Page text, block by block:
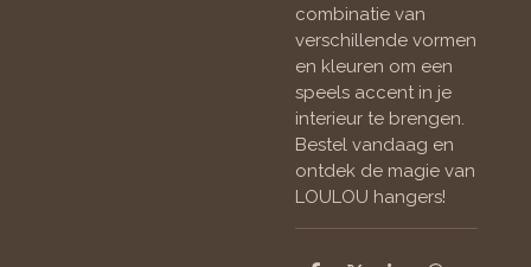
combinatie van
verschillende vormen
en kleuren om een
speels accent in je
interieur te brengen.
Bestel vandaag en
ontdek de magie van
LOULOU hangers!